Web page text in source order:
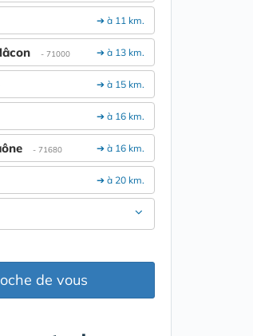
➔ à 11 km.
➔ à 13 km.
- 71000
➔ à 15 km.
➔ à 16 km.
➔ à 16 km.
- 71680
➔ à 20 km.
de vous